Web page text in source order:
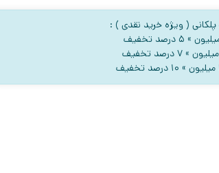
( ویژه خرید نقدی ) :